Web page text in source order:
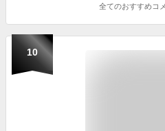
全てのおすすめコ
10